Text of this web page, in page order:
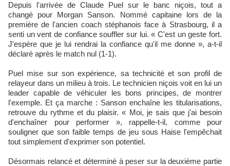
Depuis l'arrivée de Claude Puel sur le banc niçois, tout a
changé pour Morgan Sanson. Nommé capitaine lors de la
première de l'ancien coach stéphanois face à Strasbourg, il a
senti un vent de confiance souffler sur lui. « C'est un geste fort.
J'espère que je lui rendrai la confiance qu'il me donne », a-t-il
déclaré après le match nul (1-1).
Puel mise sur son expérience, sa technicité et son profil de
relayeur dans un milieu à trois. Le technicien niçois voit en lui un
leader capable de véhiculer les bons principes, de montrer
l'exemple. Et ça marche : Sanson enchaîne les titularisations,
retrouve du rythme et du plaisir. « Moi, je sais que j'ai besoin
d'enchaîner pour performer », rappelle-t-il, comme pour
souligner que son faible temps de jeu sous Haise l'empêchait
tout simplement d'exprimer son potentiel.
Désormais relancé et déterminé à peser sur la deuxième partie